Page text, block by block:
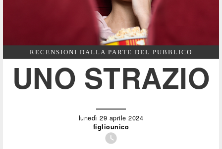
RECENSIONI DALLA PARTE DEL PUBBLICO
UNO STRAZIO
lunedì 29 aprile 2024
figliounico
